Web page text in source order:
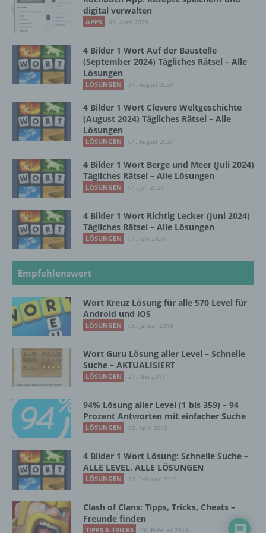
digital verwalten
APPS 03. April 2025
4 Bilder 1 Wort Auf der Baustelle
(September 2024) Tägliches Rätsel – Alle
Lösungen
LÖSUNGEN 31. August 2024
4 Bilder 1 Wort Clevere Weltgeschichte
(August 2024) Tägliches Rätsel – Alle
Lösungen
LÖSUNGEN 01. August 2024
4 Bilder 1 Wort Berge und Meer (Juli 2024)
Tägliches Rätsel – Alle Lösungen
LÖSUNGEN 01. Juli 2024
4 Bilder 1 Wort Richtig Lecker (Juni 2024)
Tägliches Rätsel – Alle Lösungen
LÖSUNGEN 01. Juni 2024
Empfehlenswert
Wort Kreuz Lösung für alle 570 Level für
Android und iOS
LÖSUNGEN 05. Januar 2018
Wort Guru Lösung aller Level – Schnelle
Suche – AKTUALISIERT
LÖSUNGEN 21. Mai 2017
94% Lösung aller Level (1 bis 359) – 94
Prozent Antworten mit einfacher Suche
LÖSUNGEN 09. April 2015
4 Bilder 1 Wort Lösung: Schnelle Suche –
ALLE LEVEL, ALLE LÖSUNGEN
LÖSUNGEN 17. Februar 2015
Clash of Clans: Tipps, Tricks, Cheats –
Freunde finden
TIPPS & TRICKS 06. Februar 2014
Pseudonymisierung ist die Verarbeitung
personenbezogener Daten in einer Weise,
ohne Hinzuziehung zusätzlicher
Informationen nicht mehr einer spezifischen
betroffenen Person zugeordnet werden
können, sofern diese zusätzlichen
und technischen und organisatorischen
Maßnahmen unterliegen, die gewährleisten,
dass die personenbezogenen Daten nicht
einer identifizierten oder identifizierbaren
natürlichen Person zugewiesen werden.
Verantwortlicher
Verantwortlicher ist die natürliche oder
juristische Person, Behörde, Einrichtung
oder andere Stelle, die allein oder
gemeinsam mit anderen über die Zwecke
und Mittel der Verarbeitung von
personenbezogenen Daten entscheidet.
Sind die Zwecke und Mittel dieser
Verarbeitung durch das Unionsrecht oder
das Recht der Mitgliedstaaten vorgegeben,
so kann der Verantwortliche
beziehungsweise können die bestimmten
Kriterien seiner Benennung nach dem
Mitgliedstaaten vorgesehen werden.
Auftragsverarbeiter ist eine natürliche oder